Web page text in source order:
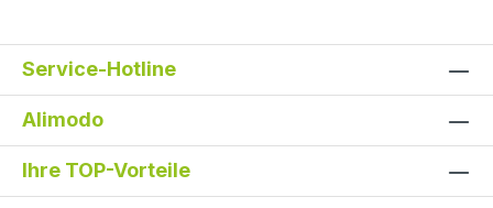
Service-Hotline
Alimodo
Ihre TOP-Vorteile